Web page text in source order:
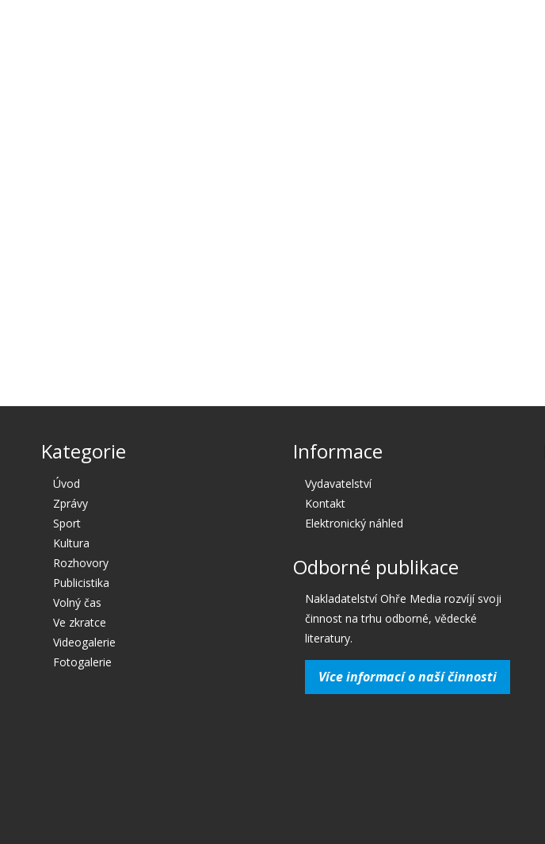
Kategorie
Úvod
Zprávy
Sport
Kultura
Rozhovory
Publicistika
Volný čas
Ve zkratce
Videogalerie
Fotogalerie
Informace
Vydavatelství
Kontakt
Elektronický náhled
Odborné publikace
Nakladatelství Ohře Media rozvíjí svoji
činnost na trhu odborné, vědecké
literatury.
Více informací o naší činnosti